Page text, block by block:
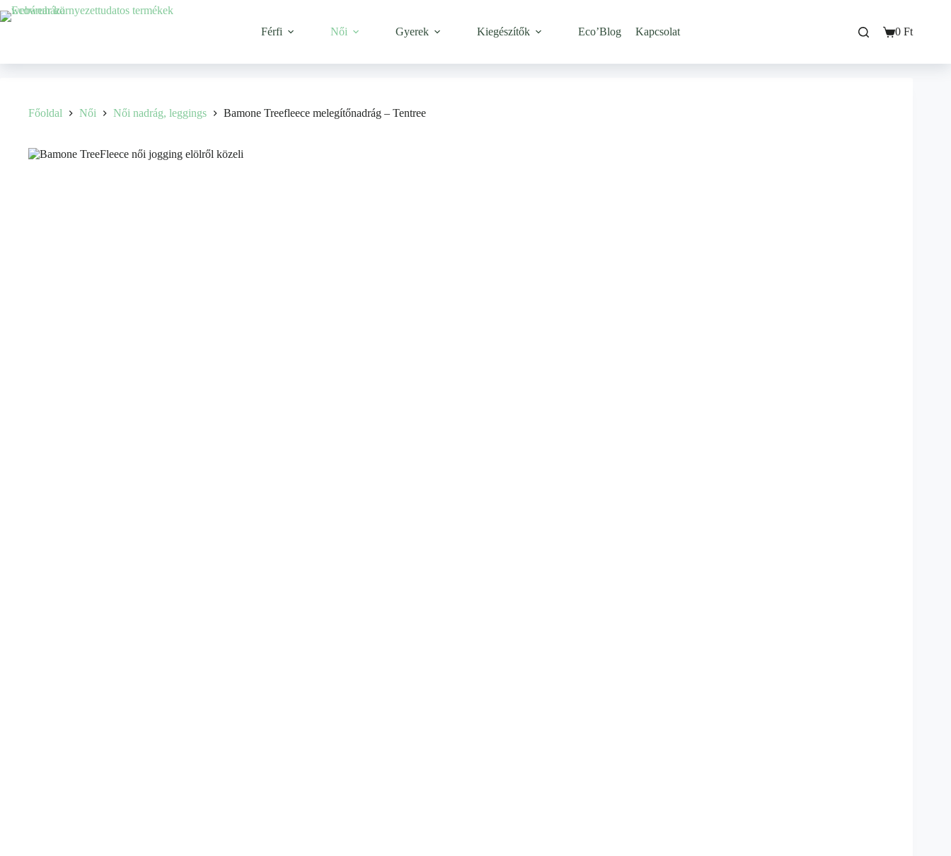
Férfi Női Gyerek Kiegészítők Eco’Blog Kapcsolat 0 Ft
Főoldal Női Női nadrág, leggings Bamone Treefleece melegítőnadrág – Tentree